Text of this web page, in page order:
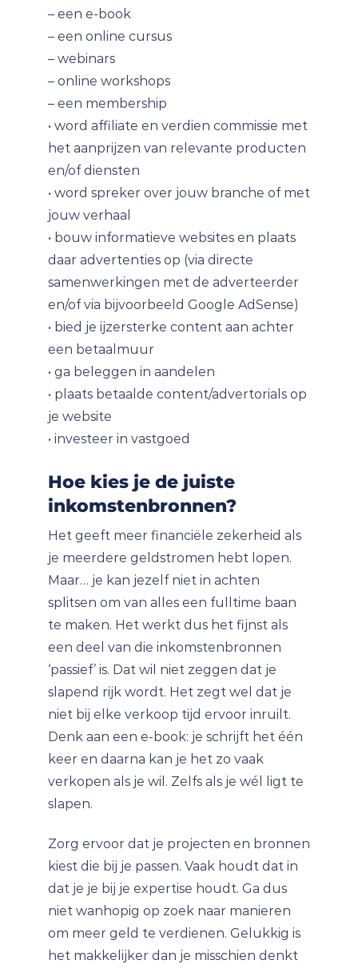
– een e-book
– een online cursus
– webinars
– online workshops
– een membership
• word affiliate en verdien commissie met
het aanprijzen van relevante producten
en/of diensten
• word spreker over jouw branche of met
jouw verhaal
• bouw informatieve websites en plaats
daar advertenties op (via directe
samenwerkingen met de adverteerder
en/of via bijvoorbeeld Google AdSense)
• bied je ijzersterke content aan achter
een betaalmuur
• ga beleggen in aandelen
• plaats betaalde content/advertorials op
je website
• investeer in vastgoed
Hoe kies je de juiste
inkomstenbronnen?
Het geeft meer financiële zekerheid als
je meerdere geldstromen hebt lopen.
Maar… je kan jezelf niet in achten
splitsen om van alles een fulltime baan
te maken. Het werkt dus het fijnst als
een deel van die inkomstenbronnen
‘passief’ is. Dat wil niet zeggen dat je
slapend rijk wordt. Het zegt wel dat je
niet bij elke verkoop tijd ervoor inruilt.
Denk aan een e-book: je schrijft het één
keer en daarna kan je het zo vaak
verkopen als je wil. Zelfs als je wél ligt te
slapen.
Zorg ervoor dat je projecten en bronnen
kiest die bij je passen. Vaak houdt dat in
dat je je bij je expertise houdt. Ga dus
niet wanhopig op zoek naar manieren
om meer geld te verdienen. Gelukkig is
het makkelijker dan je misschien denkt